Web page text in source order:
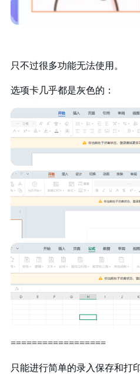
只不过很多功能无法使用。
选项卡几乎都是灰色的：
==================
只能进行简单的录入保存和打